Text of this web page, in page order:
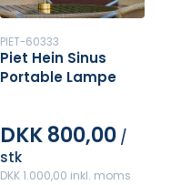
PIET-60333
Piet Hein Sinus
Portable Lampe
DKK 800,00 /
stk
DKK 1.000,00 inkl. moms